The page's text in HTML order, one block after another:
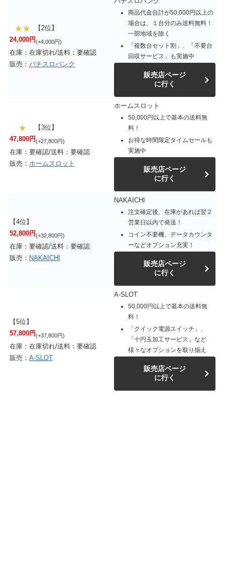
【2位】
24,000円(+4,000円)
在庫：在庫切れ/送料：要確認
販売： パチスロバンク
商品代金合計が50,000円以上の
場合は、１台分のみ送料無料！
一部地域を除く
「複数台セット割」、「不要台
回収サービス」も実施中
販売店ページ
に行く
【3位】
47,800円(+27,800円)
在庫：要確認/送料：要確認
販売： ホームスロット
ホームスロット
50,000円以上で基本の送料無
料！
お得な時間限定タイムセールも
実施中
販売店ページ
に行く
【4位】
52,800円(+32,800円)
在庫：要確認/送料：要確認
販売： NAKAICHI
NAKAICHI
注文確定後、在庫があれば翌２
営業日以内で発送！
コイン不要機、データカウンタ
ーなどオプション充実！
販売店ページ
に行く
【5位】
57,800円(+37,800円)
在庫：在庫切れ/送料：要確認
販売： A-SLOT
A-SLOT
50,000円以上で基本の送料無
料！
「クイック電源スイッチ」、
「十円玉加工サービス」など
様々なオプションを取り揃え
販売店ページ
に行く